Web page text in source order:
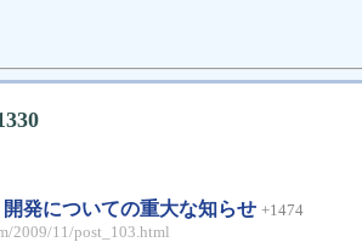
発についての重大な知らせ +1474
2009/11/post_103.html